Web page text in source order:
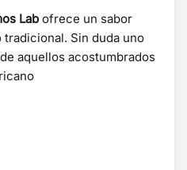
Lab ofrece un sabor
Sin duda uno
aquellos acostumbrados